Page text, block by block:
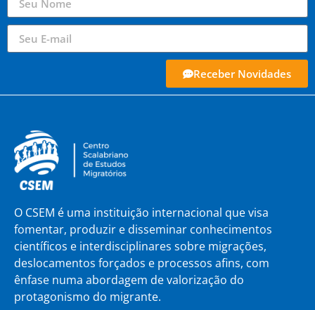
Receber Novidades
O CSEM é uma instituição internacional que visa
fomentar, produzir e disseminar conhecimentos
científicos e interdisciplinares sobre migrações,
deslocamentos forçados e processos afins, com
ênfase numa abordagem de valorização do
protagonismo do migrante.